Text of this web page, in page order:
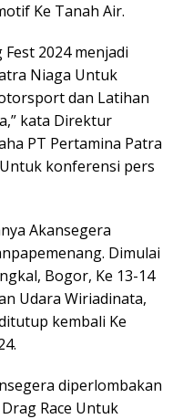
Ke Tanah Air.
2024 menjadi
Niaga Untuk
dan Latihan
kata Direktur
PT Pertamina Patra
konferensi pers
Akansegera
Dimulai
Bogor, Ke 13-14
Udara Wiriadinata,
kembali Ke
diperlombakan
Race Untuk